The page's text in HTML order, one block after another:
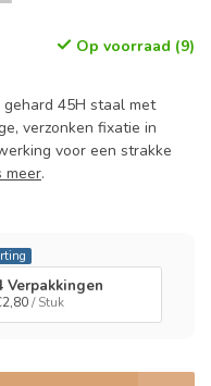
Op voorraad (9)
gehard 45H staal met
verzonken fixatie in
voor een strakke
meer.
Verpakkingen
/ Stuk